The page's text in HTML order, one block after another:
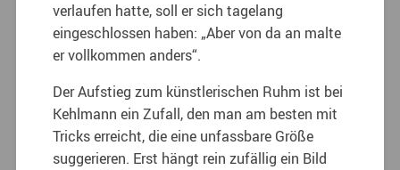
verlaufen hatte, soll er sich tagelang
eingeschlossen haben: „Aber von da an malte
er vollkommen anders“.
Der Aufstieg zum künstlerischen Ruhm ist bei
Kehlmann ein Zufall, den man am besten mit
Tricks erreicht, die eine unfassbare Größe
suggerieren. Erst hängt rein zufällig ein Bild